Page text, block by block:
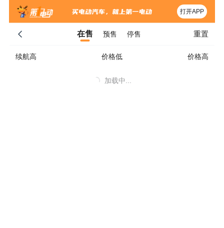
打开APP
在售 预售 停售 重置
续航高 价格低 价格高
加载中...